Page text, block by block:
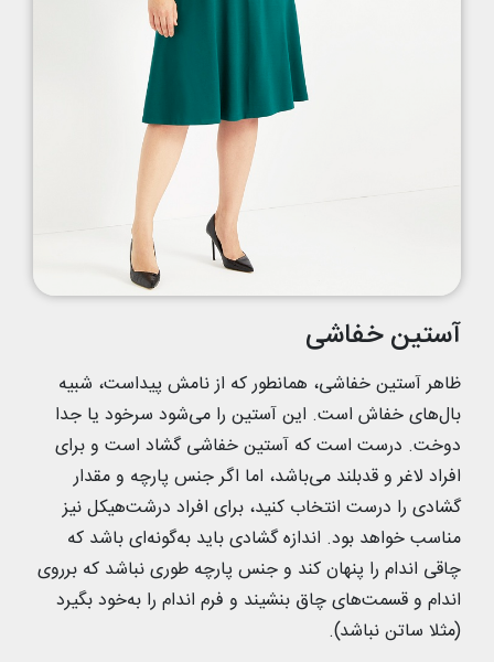
آستین خفاشی
ظاهر آستین خفاشی، همانطور که از نامش پیداست، شبیه
بال‌های خفاش است. این آستین را می‌شود سرخود یا جدا
دوخت. درست است که آستین خفاشی گشاد است و برای
افراد لاغر و قدبلند می‌باشد، اما اگر جنس پارچه و مقدار
گشادی را درست انتخاب کنید، برای افراد درشت‌هیکل نیز
مناسب خواهد بود. اندازه گشادی باید به‌گونه‌ای باشد که
چاقی اندام را پنهان کند و جنس پارچه طوری نباشد که برروی
اندام و قسمت‌های چاق بنشیند و فرم اندام را به‌خود بگیرد
(مثلا ساتن نباشد).